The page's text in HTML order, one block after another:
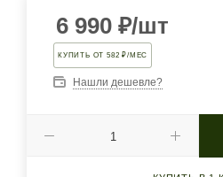
6 990 ₽/шт
КУПИТЬ ОТ 582 ₽/МЕС
Нашли дешевле?